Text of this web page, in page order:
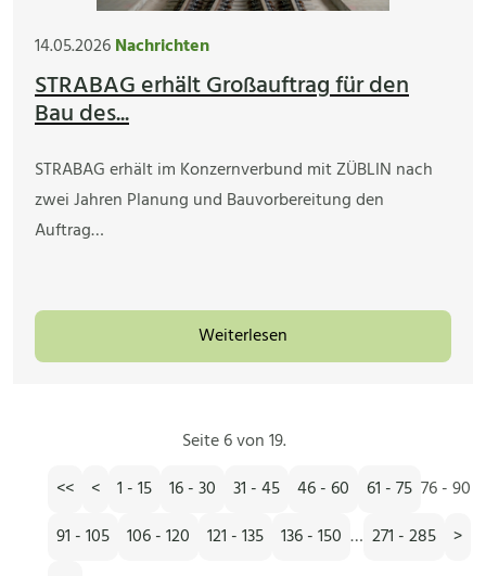
14.05.2026Nachrichten
STRABAG erhält Großauftrag für den
Bau des...
STRABAG erhält im Konzernverbund mit ZÜBLIN nach
zwei Jahren Planung und Bauvorbereitung den
Auftrag…
Weiterlesen
Seite 6 von 19.
<<
< 1 - 15 16 - 30 31 - 45 46 - 60 61 - 75 76 - 90
91 - 105
106 - 120 121 - 135 136 - 150 … 271 - 285
>